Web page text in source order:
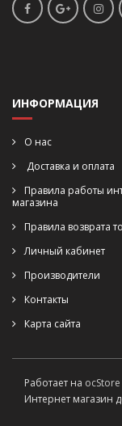
ИНФОРМАЦИЯ
О нас
Доставка и оплата
Правила работы
магазина
Правила возврата
Личный кабинет
Производители
Контакты
Карта сайта
Работает на ocStore
Интернет магазин